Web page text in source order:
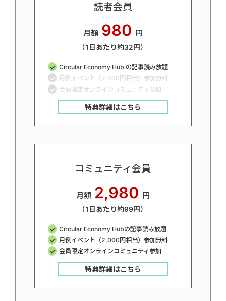
読者会員
月額 980 円
（1日あたり約32円）
Circular Economy Hub の記事読み放題
月例イベント（2,000円相当）参加無料
会員限定オンラインコミュニティ参加
特典詳細はこちら
コミュニティ会員
月額 2,980 円
（1日あたり約99円）
Circular Economy Hubの記事読み放題
月例イベント（2,000円相当）参加無料
会員限定オンラインコミュニティ参加
特典詳細はこちら